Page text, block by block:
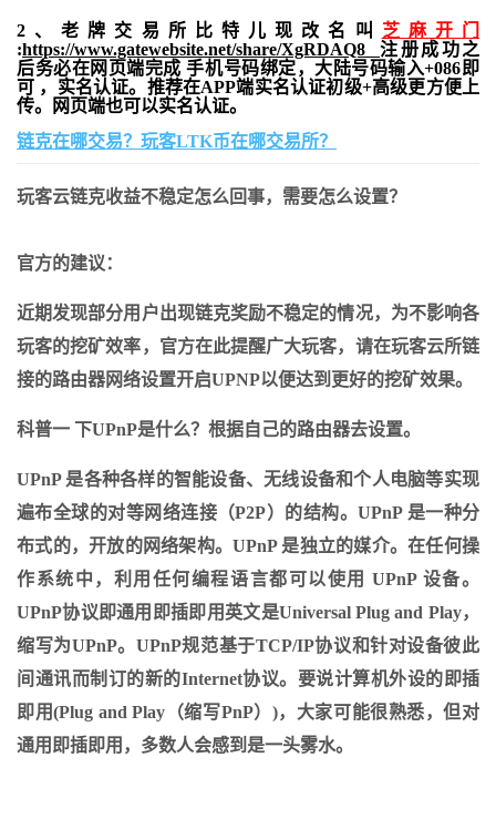
2、老牌交易所比特儿现改名叫 芝麻开门
:https://www.gatewebsite.net/share/XgRDAQ8 注册成功之
后务必在网页端完成 手机号码绑定，大陆号码输入+086即
可 ，实名认证。推荐在APP端实名认证初级+高级更方便上
传。网页端也可以实名认证。
链克在哪交易？玩客LTK币在哪交易所？
玩客云链克收益不稳定怎么回事，需要怎么设置？
官方的建议：
近期发现部分用户出现链克奖励不稳定的情况，为不影响各
玩客的挖矿效率，官方在此提醒广大玩客，请在玩客云所链
接的路由器网络设置开启UPNP以便达到更好的挖矿效果。
科普一 下UPnP是什么？根据自己的路由器去设置。
UPnP 是各种各样的智能设备、无线设备和个人电脑等实现
遍布全球的对等网络连接（P2P）的结构。UPnP 是一种分
布式的，开放的网络架构。UPnP 是独立的媒介。在任何操
作系统中，利用任何编程语言都可以使用 UPnP 设备。
UPnP协议即通用即插即用英文是Universal Plug and Play，
缩写为UPnP。UPnP规范基于TCP/IP协议和针对设备彼此
间通讯而制订的新的Internet协议。要说计算机外设的即插
即用(Plug and Play（缩写PnP）)，大家可能很熟悉，但对
通用即插即用，多数人会感到是一头雾水。